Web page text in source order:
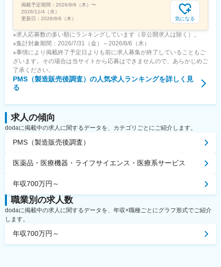
掲載予定期間： 2026/8/6（木） 〜
2026/11/4（水）
更新日： 2026/8/6（木） 気になる
※求人応募数の多い順にランキングしています（非公開求人は除く）。
※集計対象期間：2026/7/31（金）～2026/8/6（木）
※事情により掲載終了予定日よりも前に求人募集が終了していることもご
ざいます。その場合は当サイトから応募はできませんので、あらかじめご
了承ください。
PMS（製造販売後調査） の人気求人ランキングを詳しく見
る
求人の傾向
dodaに掲載中の求人に関するデータを、カテゴリごとにご紹介します。
PMS（製造販売後調査）
医薬品・医療機器・ライフサイエンス・医療系サービス
年収700万円～
職業別の求人数
dodaに掲載中の求人に関するデータを、年収×職種ごとにグラフ形式でご紹介
します。
年収700万円～